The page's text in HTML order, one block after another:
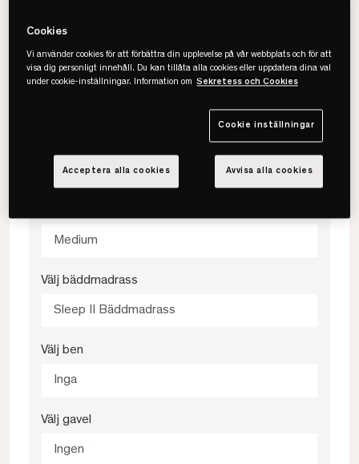
Välj storlek
467 Beige
Medium
Välj bäddmadrass
Sleep II Bäddmadrass
Välj ben
Inga
Välj gavel
Ingen
Cookies
Vi använder cookies för att förbättra din upplevelse på vår webbplats och för att
visa dig personligt innehåll. Du kan tillåta alla cookies eller uppdatera dina val
under cookie-inställningar. Information om Sekretess och Cookies
Cookie inställningar
Avvisa alla cookies
Acceptera alla cookies